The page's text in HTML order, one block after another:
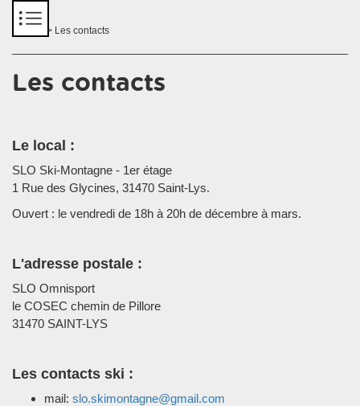
> Les contacts
Les contacts
Le local :
SLO Ski-Montagne - 1er étage
1 Rue des Glycines, 31470 Saint-Lys.
Ouvert : le vendredi de 18h à 20h de décembre à mars.
L'adresse postale :
SLO Omnisport
le COSEC chemin de Pillore
31470 SAINT-LYS
Les contacts ski :
mail: slo.skimontagne@gmail.com